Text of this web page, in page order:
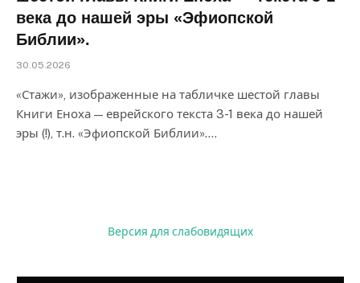
века до нашей эры «Эфиопской
Библии».
30.05.2026
«Стажи», изображенные на табличке шестой главы
Книги Еноха — еврейского текста 3-1 века до нашей
эры (!), т.н. «Эфиопской Библии».…
Версия для слабовидящих